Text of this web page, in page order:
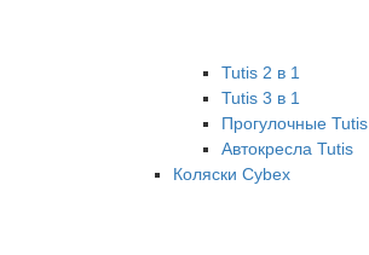
Tutis 2 в 1
Tutis 3 в 1
Прогулочные Tutis
Автокресла Tutis
Коляски Cybex